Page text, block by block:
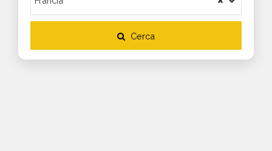
Cerca